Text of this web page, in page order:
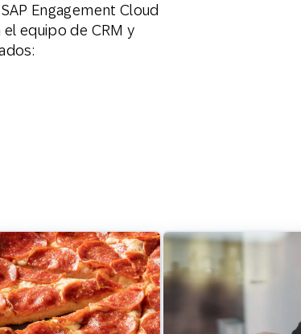
Engagement Cloud
equipo de CRM y